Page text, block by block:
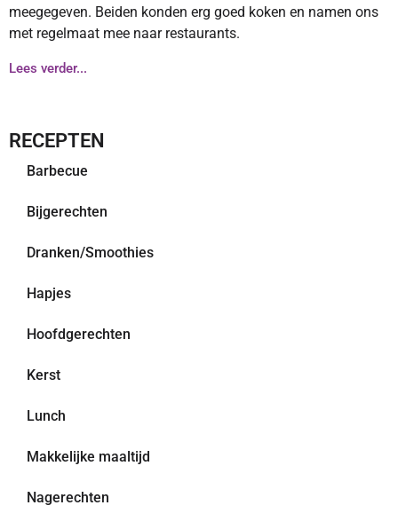
meegegeven. Beiden konden erg goed koken en namen ons
met regelmaat mee naar restaurants.
Lees verder...
RECEPTEN
Barbecue
Bijgerechten
Dranken/Smoothies
Hapjes
Hoofdgerechten
Kerst
Lunch
Makkelijke maaltijd
Nagerechten